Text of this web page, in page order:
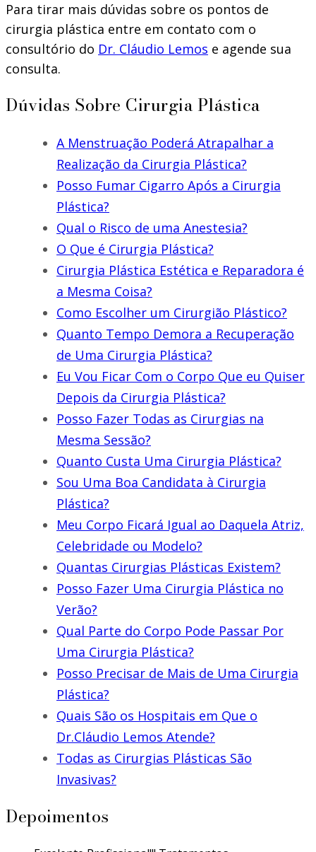
Para tirar mais dúvidas sobre os pontos de
cirurgia plástica entre em contato com o
consultório do Dr. Cláudio Lemos e agende sua
consulta.
Dúvidas Sobre Cirurgia Plástica
A Menstruação Poderá Atrapalhar a
Realização da Cirurgia Plástica?
Posso Fumar Cigarro Após a Cirurgia
Plástica?
Qual o Risco de uma Anestesia?
O Que é Cirurgia Plástica?
Cirurgia Plástica Estética e Reparadora é
a Mesma Coisa?
Como Escolher um Cirurgião Plástico?
Quanto Tempo Demora a Recuperação
de Uma Cirurgia Plástica?
Eu Vou Ficar Com o Corpo Que eu Quiser
Depois da Cirurgia Plástica?
Posso Fazer Todas as Cirurgias na
Mesma Sessão?
Quanto Custa Uma Cirurgia Plástica?
Sou Uma Boa Candidata à Cirurgia
Plástica?
Meu Corpo Ficará Igual ao Daquela Atriz,
Celebridade ou Modelo?
Quantas Cirurgias Plásticas Existem?
Posso Fazer Uma Cirurgia Plástica no
Verão?
Qual Parte do Corpo Pode Passar Por
Uma Cirurgia Plástica?
Posso Precisar de Mais de Uma Cirurgia
Plástica?
Quais São os Hospitais em Que o
Dr.Cláudio Lemos Atende?
Todas as Cirurgias Plásticas São
Invasivas?
Depoimentos